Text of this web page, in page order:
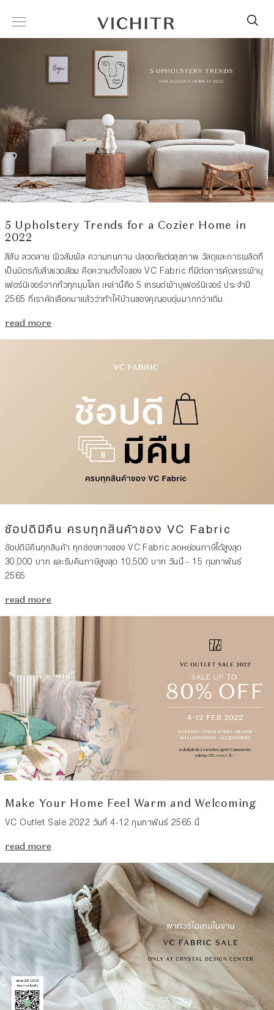
5 Upholstery Trends for a Cozier Home in
2022
สีสัน ลวดลาย ผิวสัมผัส ความทนทาน ปลอดภัยต่อสุขภาพ วัสดุและการผลิตที่
เป็นมิตรกับสิ่งแวดล้อม คือความตั้งใจของ VC Fabric ที่มีต่อการคัดสรรผ้าบุ
เฟอร์นิเจอร์จากทั่วทุกมุมโลก เหล่านี้คือ 5 เทรนด์ผ้าบุเฟอร์นิเจอร์ ประจำปี
2565 ที่เราคัดเลือกมาแล้วว่าทำให้บ้านของคุณอบอุ่นมากกว่าเดิม
read more
ช้อปดีมีคืน ครบทุกสินค้าของ VC Fabric
ช้อปดีมีคืนทุกสินค้า ทุกช่องทางของ VC Fabric ลดหย่อนภาษีได้สูงสุด
30,000 บาท และรับคืนภาษีสูงสุด 10,500 บาท วันนี้ - 15 กุมภาพันธ์
2565
read more
Make Your Home Feel Warm and Welcoming
VC Outlet Sale 2022 วันที่ 4-12 กุมภาพันธ์ 2565 นี้
read more